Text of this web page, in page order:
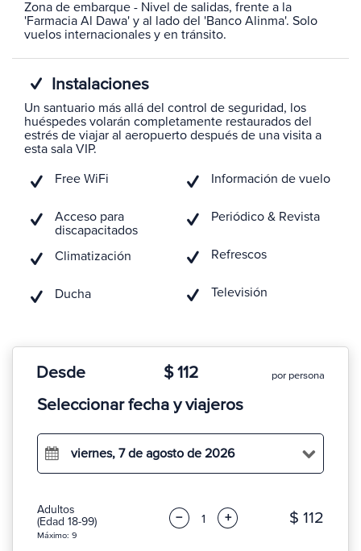
Zona de embarque - Nivel de salidas, frente a la
'Farmacia Al Dawa' y al lado del 'Banco Alinma'. Solo
vuelos internacionales y en tránsito.
Instalaciones
Un santuario más allá del control de seguridad, los
huéspedes volarán completamente restaurados del
estrés de viajar al aeropuerto después de una visita a
esta sala VIP.
Free WiFi
Acceso para
discapacitados
Climatización
Ducha
Información de vuelo
Periódico & Revista
Refrescos
Televisión
Desde $ 112 por persona
Seleccionar fecha y viajeros
viernes, 7 de agosto de 2026
Adultos
(Edad 18-99)
Máximo: 9
− + $ 112